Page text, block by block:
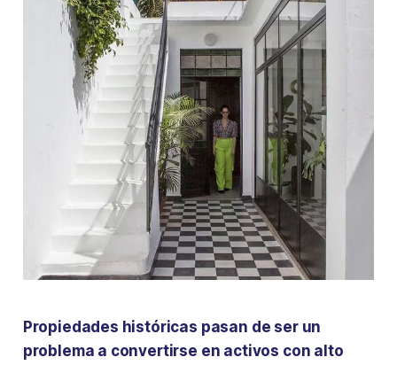
Propiedades históricas pasan de ser un
problema a convertirse en activos con alto